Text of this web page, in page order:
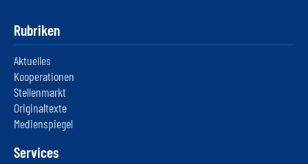
Rubriken
Aktuelles
Kooperationen
Stellenmarkt
Originaltexte
Medienspiegel
Services